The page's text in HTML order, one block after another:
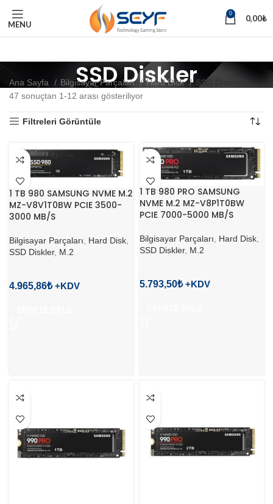
MENU
0 0,00₺
SSD Diskler
Ana Sayfa Bilgisayar Parçaları Hard Disk
SSD Diskler
47 sonuçtan 1-12 arası gösteriliyor
Filtreleri Görüntüle
1 TB 980 SAMSUNG NVME M.2
MZ-V8V1T0BW PCIE 3500-
3000 MB/S
Bilgisayar Parçaları, Hard Disk,
SSD Diskler, M.2
4.965,86₺
1 TB 980 PRO SAMSUNG
NVME M.2 MZ-V8P1T0BW
PCIE 7000-5000 MB/S
Bilgisayar Parçaları Hard Disk
SSD Diskler, M.2
5.793,50₺